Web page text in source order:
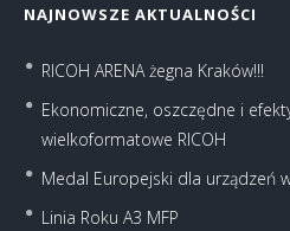
NAJNOWSZE AKTUALNOŚCI
RICOH ARENA żegna Kraków!!!
Ekonomiczne, oszczędne i
wielkoformatowe RICOH
Medal Europejski dla urządzeń
Linia Roku A3 MFP